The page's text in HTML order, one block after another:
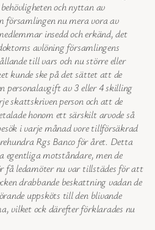
och nyttan av
församlingen nu mera vora av
insedd och erkänd, det
avlöning församlingens
till vars och nu större eller
kunde ske på det sättet att de
personalavgift av 3 eller 4 skilling
skattskriven person och att de
honom ett särskilt arvode så
i varje månad vore tillförsäkrad
Rgs Banco för året. Detta
egentliga motståndare, men de
få ledamöter nu var tillstädes för att
drabbande beskattning vadan de
uppsköts till den blivande
vilket ock därefter förklarades nu